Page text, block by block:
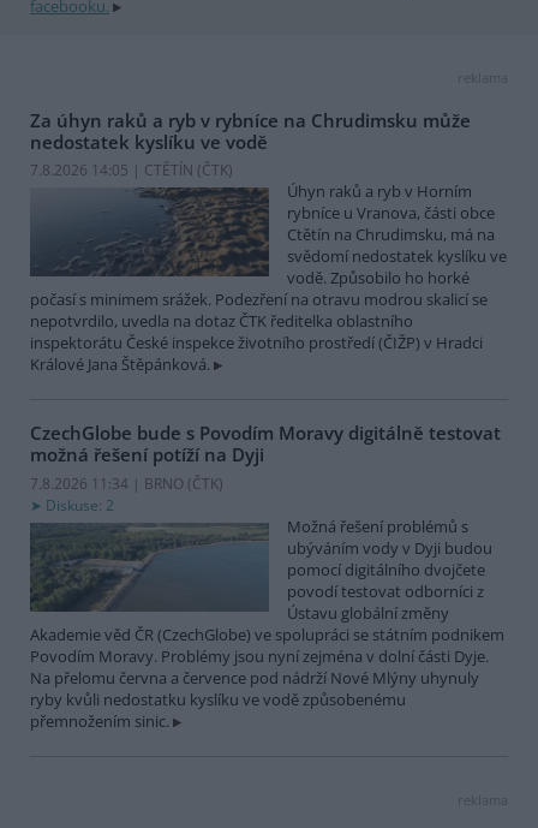
facebooku.
reklama
Za úhyn raků a ryb v rybníce na Chrudimsku může
nedostatek kyslíku ve vodě
7.8.2026 14:05 | CTĚTÍN (ČTK)
Úhyn raků a ryb v Horním
rybníce u Vranova, části obce
Ctětín na Chrudimsku, má na
svědomí nedostatek kyslíku ve
vodě. Způsobilo ho horké
počasí s minimem srážek. Podezření na otravu modrou skalicí se
nepotvrdilo, uvedla na dotaz ČTK ředitelka oblastního
inspektorátu České inspekce životního prostředí (ČIŽP) v Hradci
Králové Jana Štěpánková.
CzechGlobe bude s Povodím Moravy digitálně testovat
možná řešení potíží na Dyji
7.8.2026 11:34 | BRNO (ČTK)
Diskuse: 2
Možná řešení problémů s
ubýváním vody v Dyji budou
pomocí digitálního dvojčete
povodí testovat odborníci z
Ústavu globální změny
Akademie věd ČR (CzechGlobe) ve spolupráci se státním podnikem
Povodím Moravy. Problémy jsou nyní zejména v dolní části Dyje.
Na přelomu června a července pod nádrží Nové Mlýny uhynuly
ryby kvůli nedostatku kyslíku ve vodě způsobenému
přemnožením sinic.
reklama